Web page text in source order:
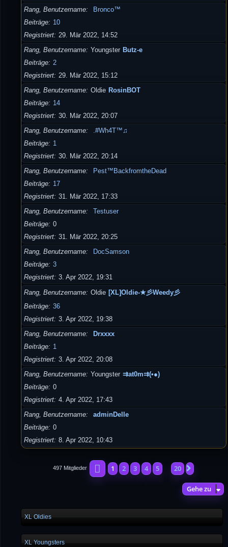
Rang, Benutzername
Bronco™
Beiträge
10
Registriert 29. Mär 2022, 14:52
Rang, Benutzername Youngster Butz-e
Beiträge 2
Registriert 29. Mär 2022, 15:12
Rang, Benutzername Oldie RosinBOT
Beiträge
14
Registriert 30. Mär 2022, 20:07
Rang, Benutzername
.#Wh4T™♫
Beiträge
1
Registriert 30. Mär 2022, 20:14
Rang, Benutzername
Pest™BackfromtheDead
Beiträge
17
Registriert 31. Mär 2022, 17:33
Rang, Benutzername
Testuser
Beiträge 0
Registriert 31. Mär 2022, 20:25
Rang, Benutzername
DocSamson
Beiträge 3
Registriert 3. Apr 2022, 19:31
Rang, Benutzername Oldie [XL]Oldie-★彡Weedy彡
Beiträge 36
Registriert 3. Apr 2022, 19:38
Rang, Benutzername
Drxxxx
Beiträge
1
Registriert 3. Apr 2022, 20:08
Rang, Benutzername Youngster ⇉at0m⇉(•●)
Beiträge 0
Registriert 4. Apr 2022, 17:43
Rang, Benutzername
adminDelle
Beiträge 0
Registriert 8. Apr 2022, 10:43
497 Mitglieder Seite1von20
1 2 3 4 5 20
Gehe zu
XL Oldies
XL Youngsters